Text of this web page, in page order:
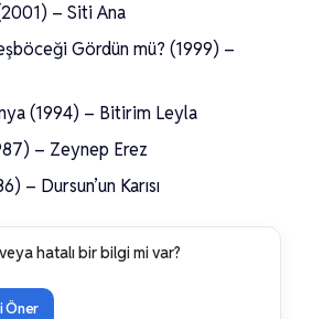
– Siti Ana
Gördün mü? (1999) –
(1994) – Bitirim Leyla
– Zeynep Erez
– Dursun’un Karısı
hatalı bir bilgi mi var?
Öner